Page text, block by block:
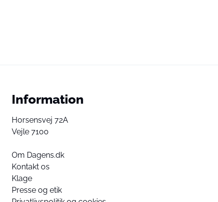
Information
Horsensvej 72A
Vejle 7100
Om Dagens.dk
Kontakt os
Klage
Presse og etik